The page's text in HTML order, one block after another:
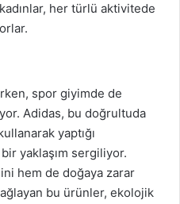
her türlü aktivitede
spor giyimde de
Adidas, bu doğrultuda
yaptığı
yaklaşım sergiliyor.
hem de doğaya zarar
bu ürünler, ekolojik